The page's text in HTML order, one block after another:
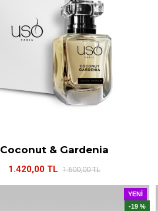
Coconut & Gardenia
1.420,00 TL 1.600,00 TL
YENI
-19 %